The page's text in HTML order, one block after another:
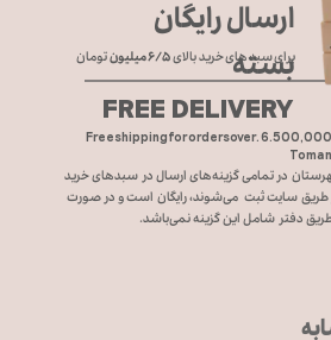
ارسال رایگان
بسته
برای سبد های خرید بالای۶/۵ میلیون تومان
FREE DELIVERY
Free shipping for orders over. 6.500,000
Toman
در تمامی گزینه‌های ارسال در سبد‌های خرید
که از طریق سایت ثبت می‌شوند، رایگان است و در صورت
دفتر شامل این گزینه نمی‌باشد.